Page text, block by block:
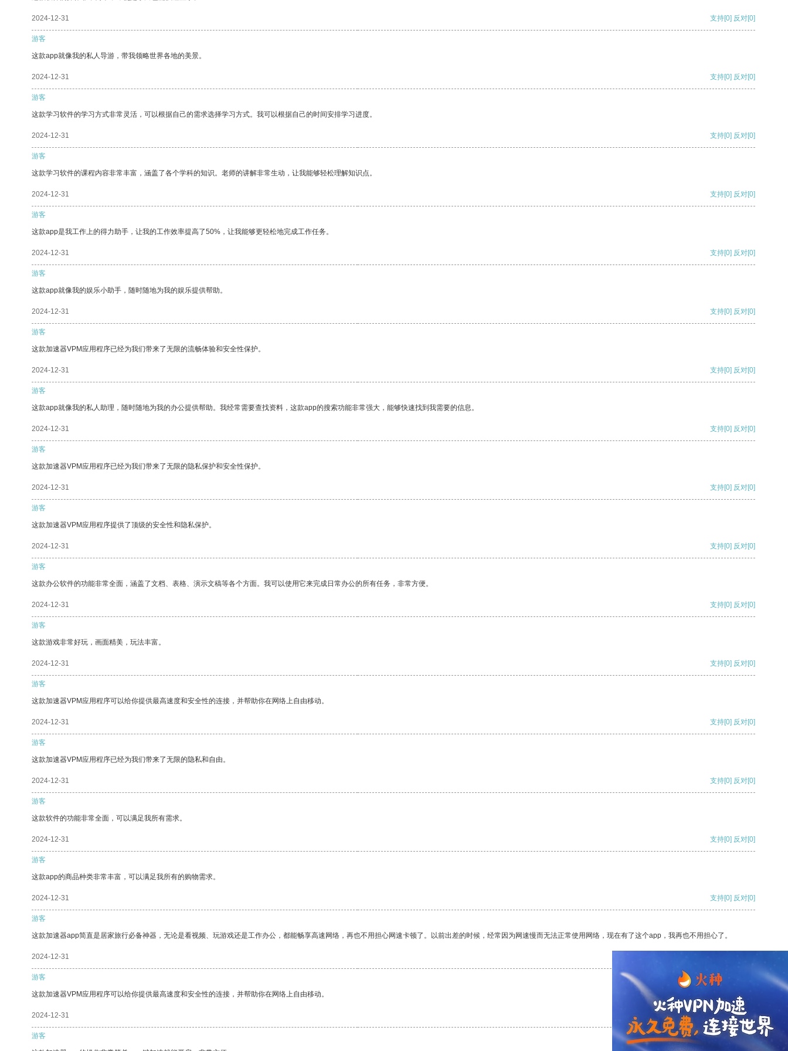
2024-12-31 支持[0] 反对[0]
游客
这款app就像我的私人导游，带我领略世界各地的美景。
2024-12-31 支持[0] 反对[0]
游客
这款学习软件的学习方式非常灵活，可以根据自己的需求选择学习方式。我可以根据自己的时间安排学习进度。
2024-12-31 支持[0] 反对[0]
游客
这款学习软件的课程内容非常丰富，涵盖了各个学科的知识。老师的讲解非常生动，让我能够轻松理解知识点。
2024-12-31 支持[0] 反对[0]
游客
这款app是我工作上的得力助手，让我的工作效率提高了50%，让我能够更轻松地完成工作任务。
2024-12-31 支持[0] 反对[0]
游客
这款app就像我的娱乐小助手，随时随地为我的娱乐提供帮助。
2024-12-31 支持[0] 反对[0]
游客
这款加速器VPM应用程序已经为我们带来了无限的流畅体验和安全性保护。
2024-12-31 支持[0] 反对[0]
游客
这款app就像我的私人助理，随时随地为我的办公提供帮助。我经常需要查找资料，这款app的搜索功能非常强大，能够快速找到我需要的信息。
2024-12-31 支持[0] 反对[0]
游客
这款加速器VPM应用程序已经为我们带来了无限的隐私保护和安全性保护。
2024-12-31 支持[0] 反对[0]
游客
这款加速器VPM应用程序提供了顶级的安全性和隐私保护。
2024-12-31 支持[0] 反对[0]
游客
这款办公软件的功能非常全面，涵盖了文档、表格、演示文稿等各个方面。我可以使用它来完成日常办公的所有任务，非常方便。
2024-12-31 支持[0] 反对[0]
游客
这款游戏非常好玩，画面精美，玩法丰富。
2024-12-31 支持[0] 反对[0]
游客
这款加速器VPM应用程序可以给你提供最高速度和安全性的连接，并帮助你在网络上自由移动。
2024-12-31 支持[0] 反对[0]
游客
这款加速器VPM应用程序已经为我们带来了无限的隐私和自由。
2024-12-31 支持[0] 反对[0]
游客
这款软件的功能非常全面，可以满足我所有需求。
2024-12-31 支持[0] 反对[0]
游客
这款app的商品种类非常丰富，可以满足我所有的购物需求。
2024-12-31 支持[0] 反对[0]
游客
这款加速器app简直是居家旅行必备神器，无论是看视频、玩游戏还是工作办公，都能畅享高速网络，再也不用担心网速卡顿了。以前出差的时候，经常因为网速慢而无法正常使用网络，现在有了这个app，我再也不用担心了。
2024-12-31
游客
这款加速器VPM应用程序可以给你提供最高速度和安全性的连接，并帮助你在网络上自由移动。
2024-12-31 支持 [0] 反对 [0]
游客